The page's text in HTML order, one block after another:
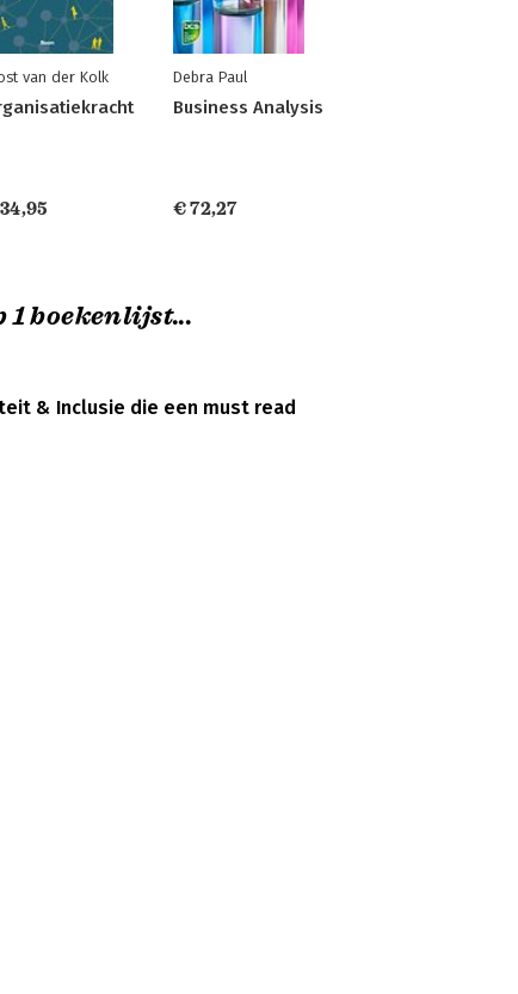
van der Kolk Debra Paul
Business Analysis
€ 72,27
1 boekenlijst...
& Inclusie die een must read